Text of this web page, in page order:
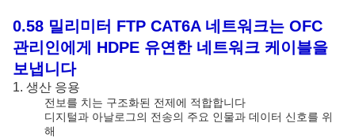
0.58 밀리미터 FTP CAT6A 네트워크는 OFC
관리인에게 HDPE 유연한 네트워크 케이블을
보냅니다
1. 생산 응용
전보를 치는 구조화된 전제에 적합합니다
디지털과 아날로그의 전송의 주요 인물과 데이터 신호를 위
해